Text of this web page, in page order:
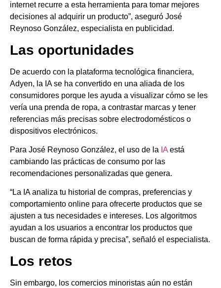
internet recurre a esta herramienta para tomar mejores
decisiones al adquirir un producto”, aseguró José
Reynoso González, especialista en publicidad.
Las oportunidades
De acuerdo con la plataforma tecnológica financiera,
Adyen, la IA se ha convertido en una aliada de los
consumidores porque les ayuda a visualizar cómo se les
vería una prenda de ropa, a contrastar marcas y tener
referencias más precisas sobre electrodomésticos o
dispositivos electrónicos.
Para José Reynoso González, el uso de la IA está
cambiando las prácticas de consumo por las
recomendaciones personalizadas que genera.
“La IA analiza tu historial de compras, preferencias y
comportamiento online para ofrecerte productos que se
ajusten a tus necesidades e intereses. Los algoritmos
ayudan a los usuarios a encontrar los productos que
buscan de forma rápida y precisa”, señaló el especialista.
Los retos
Sin embargo, los comercios minoristas aún no están